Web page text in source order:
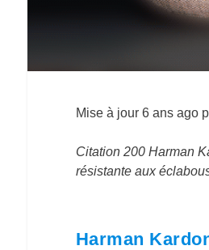
Mise à jour 6 ans ago
Citation 200 Harman
résistante aux
Harman